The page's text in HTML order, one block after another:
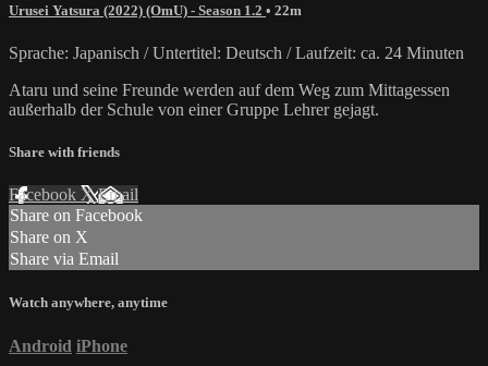
Urusei Yatsura (2022) (OmU) - Season 1.2 • 22m
Sprache: Japanisch / Untertitel: Deutsch / Laufzeit: ca. 24 Minuten
Ataru und seine Freunde werden auf dem Weg zum Mittagessen
außerhalb der Schule von einer Gruppe Lehrer gejagt.
Share with friends
Facebook XEmail
Share on Facebook
Share on X
Share via Email
Watch anywhere, anytime
Android iPhone